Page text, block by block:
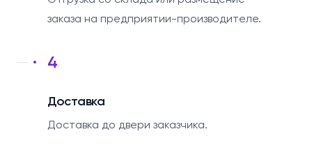
заказа на предприятии-производителе.
4
Доставка
Доставка до двери заказчика.